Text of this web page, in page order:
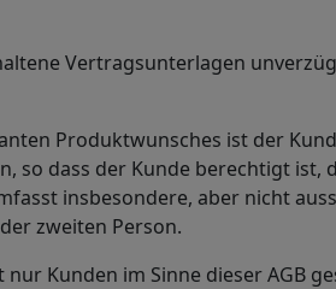
Vertragsunterlagen
Produktwunsches ist der
so dass der Kunde berechtigt
insbesondere, aber nicht
zweiten Person.
Kunden im Sinne dieser AGB